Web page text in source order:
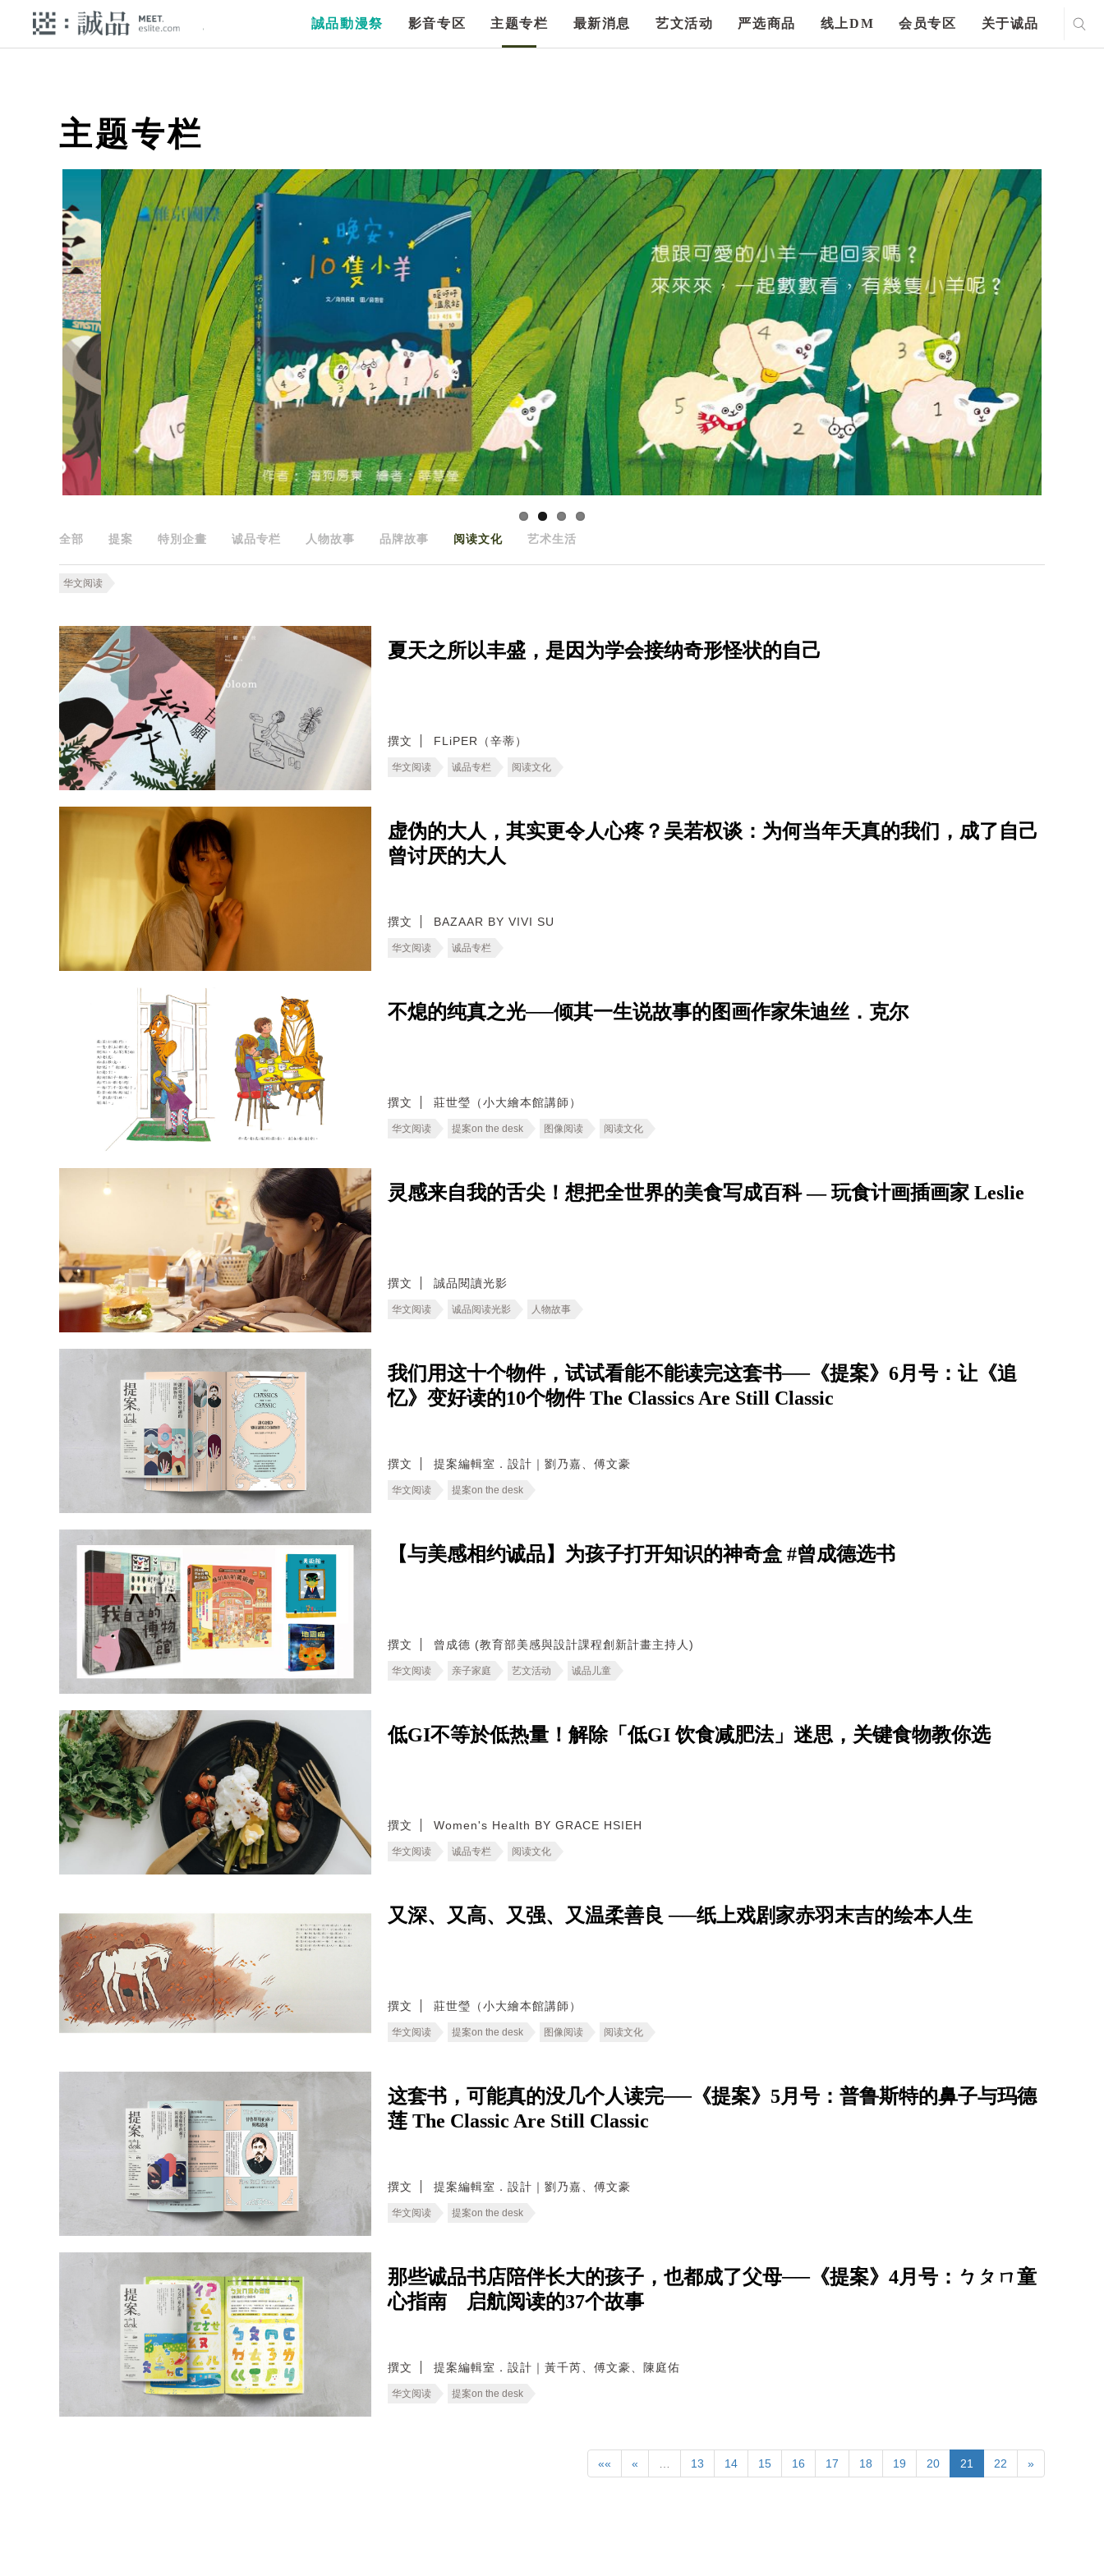
誠品動漫祭 影音专区 主题专栏 最新消息 艺文活动 严选商品 线上DM 会员专区 关于诚品
主题专栏
全部 提案 特別企畫 诚品专栏 人物故事 品牌故事 阅读文化 艺术生活
华文阅读
夏天之所以丰盛，是因为学会接纳奇形怪状的自己
撰文 FLiPER（辛蒂）
华文阅读 诚品专栏 阅读文化
虚伪的大人，其实更令人心疼？吴若权谈：为何当年天真的我们，成了自己
曾讨厌的大人
撰文 BAZAAR BY VIVI SU
华文阅读 诚品专栏
不熄的纯真之光──倾其一生说故事的图画作家朱迪丝．克尔
撰文 莊世瑩（小大繪本館講師）
华文阅读 提案on the desk 图像阅读 阅读文化
灵感来自我的舌尖！想把全世界的美食写成百科 — 玩食计画插画家 Leslie
撰文 誠品閱讀光影
华文阅读 诚品阅读光影 人物故事
我们用这十个物件，试试看能不能读完这套书──《提案》6月号：让《追
忆》变好读的10个物件 The Classics Are Still Classic
撰文 提案編輯室．設計｜劉乃嘉、傅文豪
华文阅读 提案on the desk
【与美感相约诚品】为孩子打开知识的神奇盒 #曾成德选书
撰文 曾成德 (教育部美感與設計課程創新計畫主持人)
华文阅读 亲子家庭 艺文活动 诚品儿童
低GI不等於低热量！解除「低GI 饮食减肥法」迷思，关键食物教你选
撰文 Women's Health BY GRACE HSIEH
华文阅读 诚品专栏 阅读文化
又深、又高、又强、又温柔善良 ──纸上戏剧家赤羽末吉的绘本人生
撰文 莊世瑩（小大繪本館講師）
华文阅读 提案on the desk 图像阅读 阅读文化
这套书，可能真的没几个人读完──《提案》5月号：普鲁斯特的鼻子与玛德
莲 The Classic Are Still Classic
撰文 提案編輯室．設計｜劉乃嘉、傅文豪
华文阅读 提案on the desk
那些诚品书店陪伴长大的孩子，也都成了父母──《提案》4月号：ㄅㄆㄇ童
心指南 启航阅读的37个故事
撰文 提案編輯室．設計｜黃千芮、傅文豪、陳庭佑
华文阅读 提案on the desk
«« « … 13 14 15 16 17 18 19 20 21 22 »